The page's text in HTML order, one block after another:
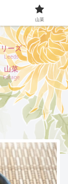
リーズ
Leeds
山菜
Forage
山菜